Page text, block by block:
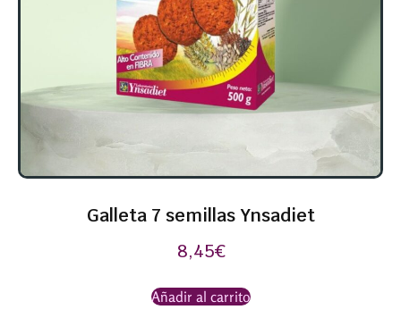
Galleta 7 semillas Ynsadiet
8,45€
Añadir al carrito